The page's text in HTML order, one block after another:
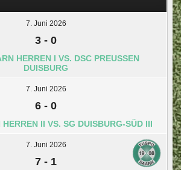
7. Juni 2026
3 - 0
HERREN I VS. DSC PREUSSEN D
UISBURG
7. Juni 2026
6 - 0
II VS. SG DUISBURG-SÜD III
7. Juni 2026
7 - 1